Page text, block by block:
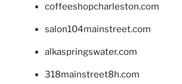
coffeeshopcharleston.com
salon104mainstreet.com
alkaspringswater.com
318mainstreet8h.com